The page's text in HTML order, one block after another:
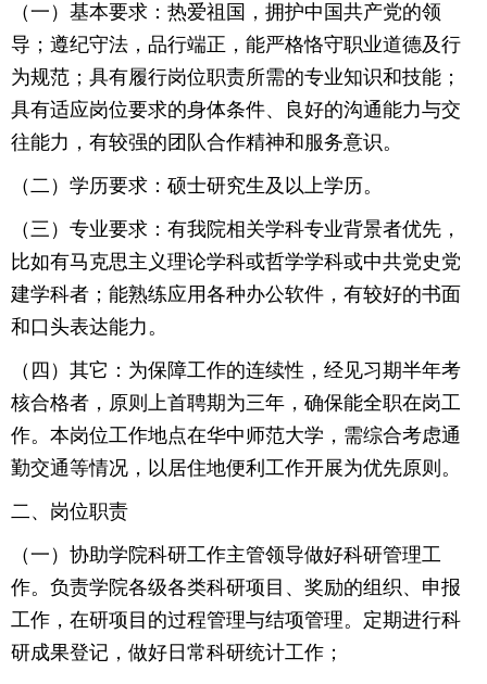
（一）基本要求：热爱祖国，拥护中国共产党的领
导；遵纪守法，品行端正，能严格恪守职业道德及行
为规范；具有履行岗位职责所需的专业知识和技能；
具有适应岗位要求的身体条件、良好的沟通能力与交
往能力，有较强的团队合作精神和服务意识。
（二）学历要求：硕士研究生及以上学历。
（三）专业要求：有我院相关学科专业背景者优先，
比如有马克思主义理论学科或哲学学科或中共党史党
建学科者；能熟练应用各种办公软件，有较好的书面
和口头表达能力。
（四）其它：为保障工作的连续性，经见习期半年考
核合格者，原则上首聘期为三年，确保能全职在岗工
作。本岗位工作地点在华中师范大学，需综合考虑通
勤交通等情况，以居住地便利工作开展为优先原则。
二、岗位职责
（一）协助学院科研工作主管领导做好科研管理工
作。负责学院各级各类科研项目、奖励的组织、申报
工作，在研项目的过程管理与结项管理。定期进行科
研成果登记，做好日常科研统计工作；